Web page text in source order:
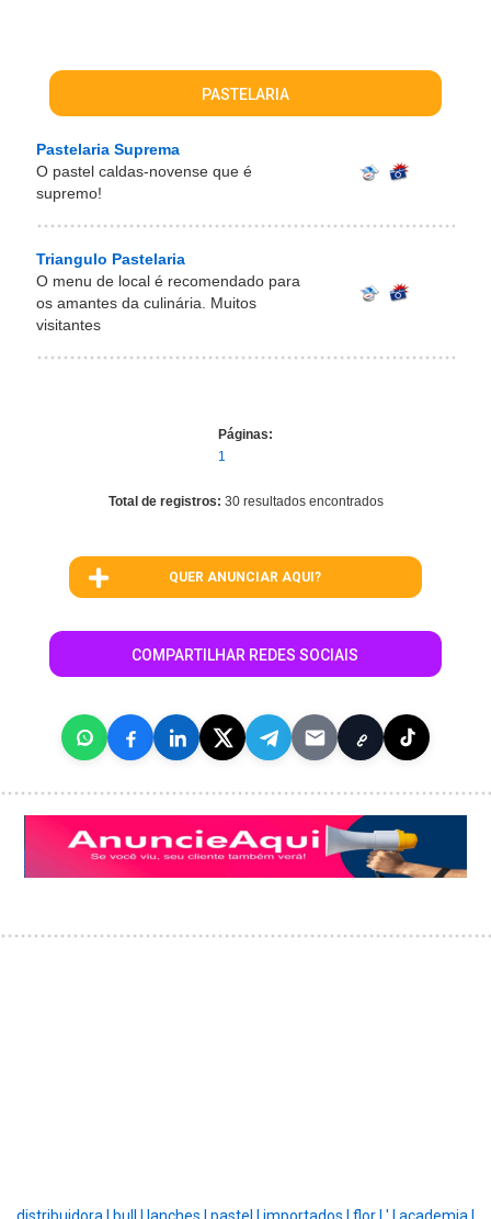
PASTELARIA
Pastelaria Suprema
O pastel caldas-novense que é
supremo!
Triangulo Pastelaria
O menu de local é recomendado para
os amantes da culinária. Muitos
visitantes
Páginas:
1
Total de registros: 30 resultados encontrados
QUER ANUNCIAR AQUI?
COMPARTILHAR REDES SOCIAIS
distribuidora | bull | lanches | pastel | importados | flor | ' | academia |